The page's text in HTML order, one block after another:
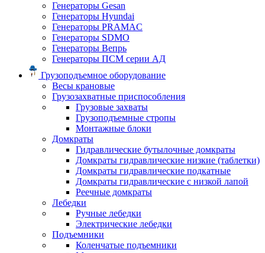
Генераторы Gesan
Генераторы Hyundai
Генераторы PRAMAC
Генераторы SDMO
Генераторы Вепрь
Генераторы ПСМ серии АД
Грузоподъемное оборудование
Весы крановые
Грузозахватные приспособления
Грузовые захваты
Грузоподъемные стропы
Монтажные блоки
Домкраты
Гидравлические бутылочные домкраты
Домкраты гидравлические низкие (таблетки)
Домкраты гидравлические подкатные
Домкраты гидравлические с низкой лапой
Реечные домкраты
Лебедки
Ручные лебедки
Электрические лебедки
Подъемники
Коленчатые подъемники